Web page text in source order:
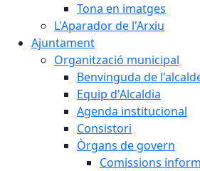
Tona en imatges
L'Aparador de l'Arxiu
Ajuntament
Organització municipal
Benvinguda de
Equip d'Alcaldia
Agenda institucional
Consistori
Òrgans de govern
Comissions